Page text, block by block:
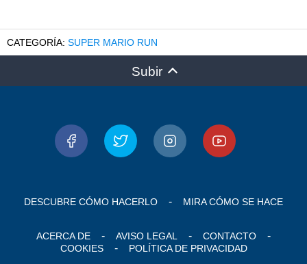
SUPER MARIO RUN
Subir
DESCUBRE CÓMO HACERLO MIRA CÓMO SE HACE
ACERCA DE AVISO LEGAL
CONTACTO
COOKIES
POLÍTICA DE PRIVACIDAD